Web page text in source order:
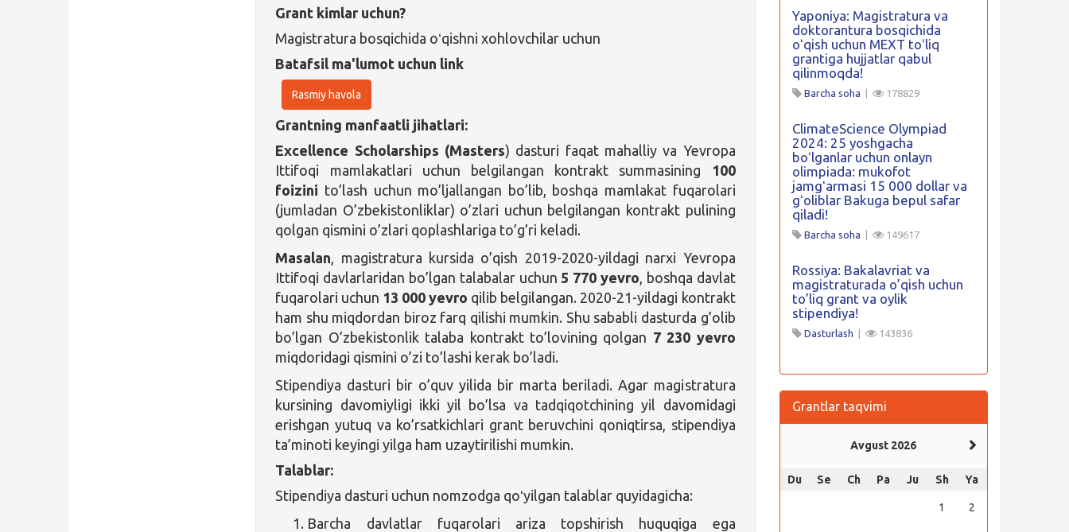
Grant kimlar uchun?
Magistratura bosqichida oʻqishni xohlovchilar uchun
Batafsil ma'lumot uchun link
Rasmiy havola
Grantning manfaatli jihatlari:
Excellence Scholarships (Masters) dasturi faqat mahalliy va Yevropa
Ittifoqi mamlakatlari uchun belgilangan kontrakt summasining
100
foizini to’lash uchun mo’ljallangan bo’lib, boshqa mamlakat fuqarolari
(jumladan O’zbekistonliklar) o’zlari uchun belgilangan kontrakt pulining
qolgan qismini o’zlari qoplashlariga to’g’ri keladi.
Masalan , magistratura kursida o’qish 2019-2020-yildagi narxi Yevropa
Ittifoqi davlarlaridan bo’lgan talabalar uchun 5 770 yevro , boshqa davlat
fuqarolari uchun 13 000 yevro qilib belgilangan. 2020-21-yildagi kontrakt
ham shu miqdordan biroz farq qilishi mumkin. Shu sababli dasturda g’olib
bo’lgan O’zbekistonlik talaba kontrakt to’lovining qolgan 7 230 yevro
miqdoridagi qismini o’zi to’lashi kerak bo’ladi.
Stipendiya dasturi bir o’quv yilida bir marta beriladi. Agar magistratura
kursining davomiyligi ikki yil bo’lsa va tadqiqotchining yil davomidagi
erishgan yutuq va ko’rsatkichlari grant beruvchini qoniqtirsa, stipendiya
ta’minoti keyingi yilga ham uzaytirilishi mumkin.
Talablar:
Stipendiya dasturi uchun nomzodga qoʻyilgan talablar quyidagicha:
Barcha davlatlar fuqarolari ariza topshirish huquqiga ega
Yaponiya: Magistratura va
doktorantura bosqichida
oʻqish uchun MEXT toʻliq
grantiga hujjatlar qabul
qilinmoqda!
Barcha soha 178829
ClimateScience Olympiad
2024: 25 yoshgacha
boʻlganlar uchun onlayn
olimpiada: mukofot
jamgʻarmasi 15 000 dollar va
gʻoliblar Bakuga bepul safar
qiladi!
Barcha soha 149617
Rossiya: Bakalavriat va
magistraturada o’qish uchun
to’liq grant va oylik
stipendiya!
Dasturlash 143836
Grantlar taqvimi
Avgust 2026
Du Se Ch Pa Ju Sh Ya
1 2